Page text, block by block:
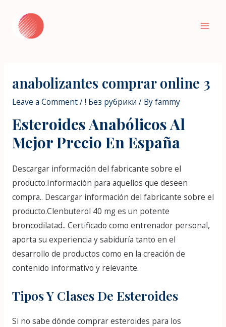
content
anabolizantes comprar online 3
Leave a Comment/! Без рубрики / Byfammy
Esteroides Anabólicos Al
Mejor Precio En España
Descargar información del fabricante sobre el
producto.Información para aquellos que deseen
compra.. Descargar información del fabricante sobre el
producto.Clenbuterol 40 mg es un potente
broncodilatad.. Certificado como entrenador personal,
aporta su experiencia y sabiduría tanto en el
desarrollo de productos como en la creación de
contenido informativo y relevante.
Tipos Y Clases De Esteroides
Si no sabe dónde comprar esteroides para los